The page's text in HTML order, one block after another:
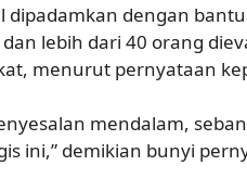
dipadamkan dengan
lebih dari 40 orang
menurut pernyataan
mendalam,
ini,” demikian bunyi